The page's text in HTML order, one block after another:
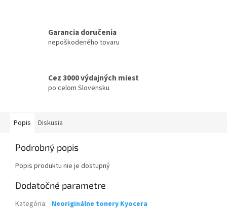
Garancia doručenia
nepoškodeného tovaru
Cez 3000 výdajných miest
po celom Slovensku
Popis Diskusia
Podrobný popis
Popis produktu nie je dostupný
Dodatočné parametre
Kategória: Neoriginálne tonery Kyocera